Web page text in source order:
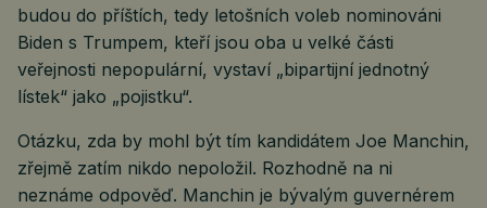
budou do příštích, tedy letošních voleb nominováni
Biden s Trumpem, kteří jsou oba u velké části
veřejnosti nepopulární, vystaví „bipartijní jednotný
lístek“ jako „pojistku“.
Otázku, zda by mohl být tím kandidátem Joe Manchin,
zřejmě zatím nikdo nepoložil. Rozhodně na ni
neznáme odpověď. Manchin je bývalým guvernérem